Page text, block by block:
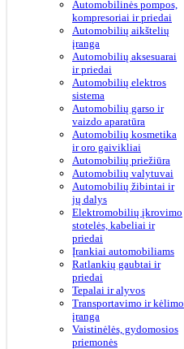
Automobilinės pompos,
kompresoriai ir priedai
Automobilių aikštelių
įranga
Automobilių aksesuarai
ir priedai
Automobilių elektros
sistema
Automobilių garso ir
vaizdo aparatūra
Automobilių kosmetika
ir oro gaivikliai
Automobilių priežiūra
Automobilių valytuvai
Automobilių žibintai ir
jų dalys
Elektromobilių įkrovimo
stotelės, kabeliai ir
priedai
Įrankiai automobiliams
Ratlankių gaubtai ir
priedai
Tepalai ir alyvos
Transportavimo ir kėlimo
įranga
Vaistinėlės, gydomosios
priemonės